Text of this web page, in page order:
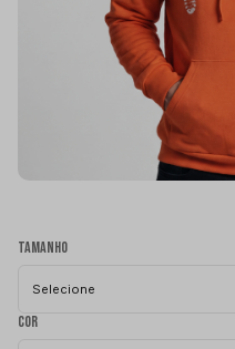
Tamanho
Selecione
Cor